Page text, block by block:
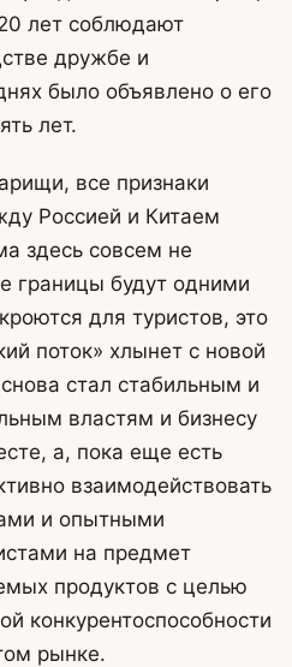
лет соблюдают
дружбе и
было объявлено о его
лет.
все признаки
Россией и Китаем
здесь совсем не
границы будут одними
для туристов, это
поток» хлынет с новой
стал стабильным и
властям и бизнесу
а, пока еще есть
взаимодействовать
и опытными
на предмет
продуктов с целью
конкурентоспособности
рынке.